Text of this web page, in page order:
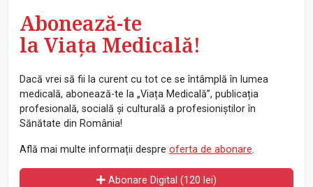
Abonează-te
la Viața Medicală!
Dacă vrei să fii la curent cu tot ce se întâmplă în lumea
medicală, abonează-te la „Viața Medicală”, publicația
profesională, socială și culturală a profesioniștilor în
Sănătate din România!
Află mai multe informații despre oferta de abonare.
Abonare Digital (120 lei)